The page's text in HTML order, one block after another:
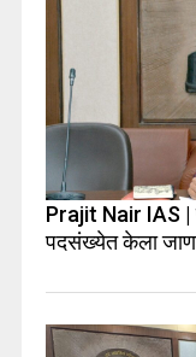
Prajit Nair IAS |
पदसंख्येत केला